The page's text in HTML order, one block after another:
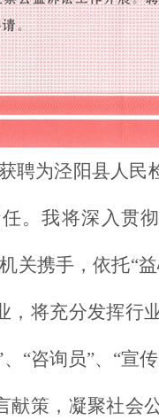
聘为泾阳县人民
。我将深入贯
关携手，依托“
，将充分发挥行
“咨询员”、“宣
献策，凝聚社会